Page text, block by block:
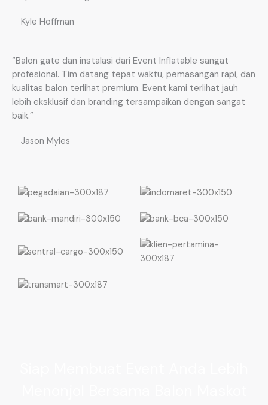
Kyle Hoffman
“Balon gate dan instalasi dari Event Inflatable sangat
profesional. Tim datang tepat waktu, pemasangan rapi, dan
kualitas balon terlihat premium. Event kami terlihat jauh
lebih eksklusif dan branding tersampaikan dengan sangat
baik.”
Jason Myles